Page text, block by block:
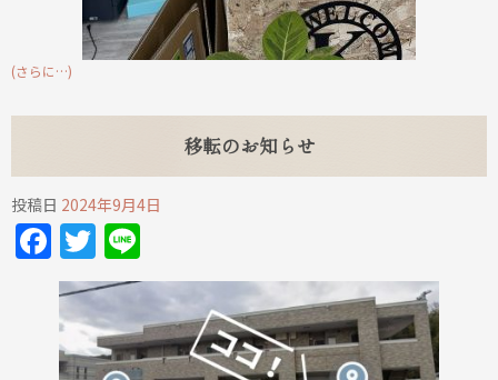
(さらに…)
移転のお知らせ
投稿日 2024年9月4日
Facebook
Twitter